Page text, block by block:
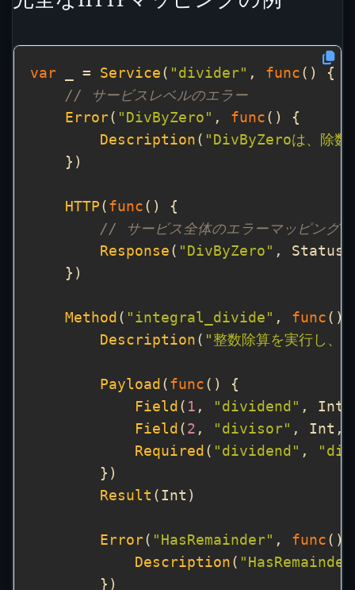
var _ = Service ( "divider" , func
// サービスレベルのエラー
Error( "DivByZero" , func
Description ( "DivByZeroは、除数
HTTP ( func
// サービス全体のエラーマッピング
Response ( "DivByZero" ,
Method ( "integral_divide" , func
Description ( "整数除算を実行し、
Payload ( func
Field ( 1 , "dividend" ,
Field ( 2 , "divisor" , Int,
Required ( "dividend" ,
Result
Error( "HasRemainder" , func
Description ( "HasRemainder